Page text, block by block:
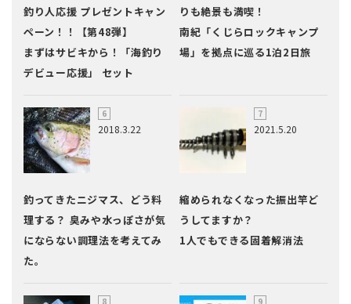
釣り人応援 プレゼントキャン
ペーン！！【第48弾】
まずはサビキから！「海釣り
デビュー応援」 セット
りも絶景も満喫！
南紀「くじらロックキャンプ
場」を拠点に巡る1泊2日旅
2018.3.22
釣ってきたニジマス、どう料
理する？ 臭みや水っぽさが気
にならない調理法を考えてみ
た。
2021.5.20
縮められなくなった振出竿ど
うしてますか？
1人でもできる固着解消法